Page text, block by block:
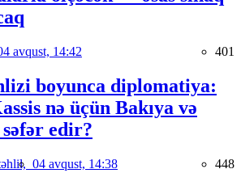
avqust, 14:42 401
boyunca diplomatiya:
nə üçün Bakıya və
edir?
04 avqust, 14:38 448